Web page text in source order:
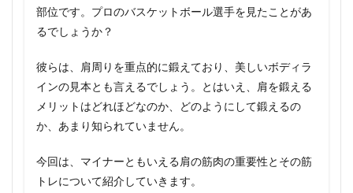
部位です。プロのバスケットボール選手を見たことがあ
るでしょうか？
彼らは、肩周りを重点的に鍛えており、美しいボディラ
インの見本とも言えるでしょう。とはいえ、肩を鍛える
メリットはどれほどなのか、どのようにして鍛えるの
か、あまり知られていません。
今回は、マイナーともいえる肩の筋肉の重要性とその筋
トレについて紹介していきます。